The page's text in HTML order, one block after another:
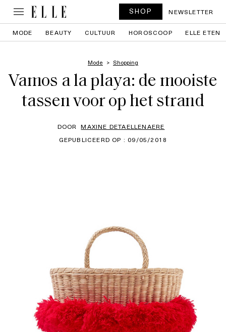
SHOP NEWSLETTER
MODE BEAUTY CULTUUR HOROSCOOP ELLE ETEN
Mode Shopping
Vamos a la playa: de mooiste
tassen voor op het strand
DOOR MAXINE DETAELLENAERE
GEPUBLICEERD OP : 09/05/2018